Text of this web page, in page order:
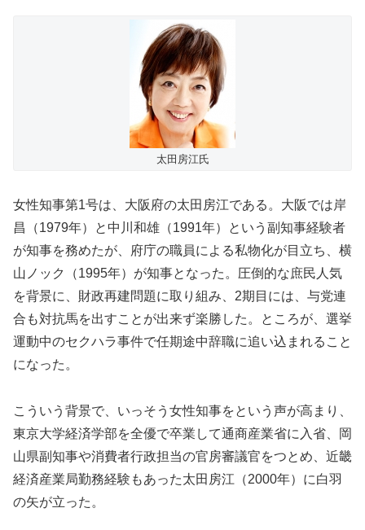
太田房江氏
女性知事第1号は、大阪府の太田房江である。大阪では岸
昌（1979年）と中川和雄（1991年）という副知事経験者
が知事を務めたが、府庁の職員による私物化が目立ち、横
山ノック（1995年）が知事となった。圧倒的な庶民人気
を背景に、財政再建問題に取り組み、2期目には、与党連
合も対抗馬を出すことが出来ず楽勝した。ところが、選挙
運動中のセクハラ事件で任期途中辞職に追い込まれること
になった。
こういう背景で、いっそう女性知事をという声が高まり、
東京大学経済学部を全優で卒業して通商産業省に入省、岡
山県副知事や消費者行政担当の官房審議官をつとめ、近畿
経済産業局勤務経験もあった太田房江（2000年）に白羽
の矢が立った。